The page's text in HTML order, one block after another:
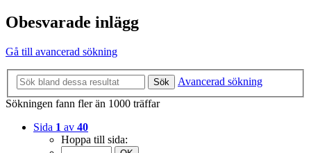
Obesvarade inlägg
Gå till avancerad sökning
Sök
Avancerad sökning
Sökningen fann fler än 1000 träffar
Sida 1 av 40
Hoppa till sida: